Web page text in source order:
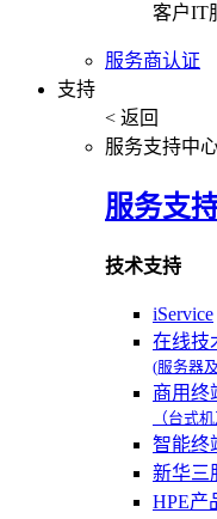
客户IT
服务商认证
支持
< 返回
服务支持中
服务支
技术支持
iService
在线技
(服务器
商用终
（台式
智能终
新华三
HPE产